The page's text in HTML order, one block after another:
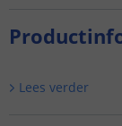
Lees verder